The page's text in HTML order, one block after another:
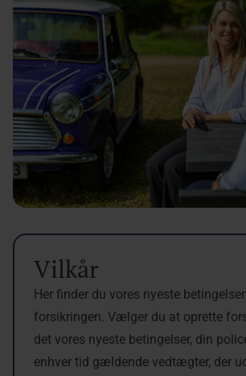
Vilkår
Her finder du vores nyeste
forsikringen. Vælger du at oprette
det vores nyeste betingelser, din
enhver tid gældende vedtægter, der